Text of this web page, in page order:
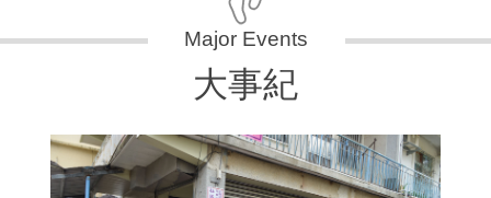
大事紀